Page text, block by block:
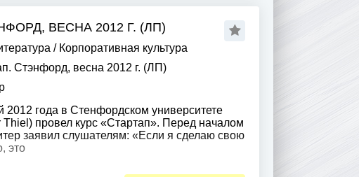
ВЕСНА 2012 Г. (ЛП)
/ Корпоративная культура
Стэнфорд, весна 2012 г. (ЛП)
2012 года в Стенфордском университете
Thiel) провел курс «Стартап». Перед началом
заявил слушателям: «Если я сделаю свою
это